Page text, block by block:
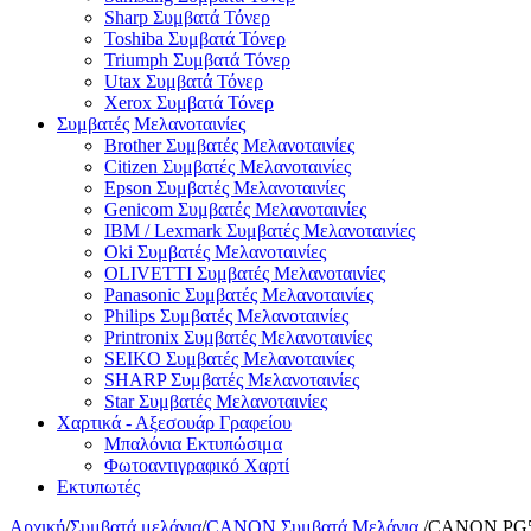
Sharp Συμβατά Τόνερ
Toshiba Συμβατά Τόνερ
Triumph Συμβατά Τόνερ
Utax Συμβατά Τόνερ
Xerox Συμβατά Τόνερ
Συμβατές Μελανοταινίες
Brother Συμβατές Μελανοταινίες
Citizen Συμβατές Μελανοταινίες
Epson Συμβατές Μελανοταινίες
Genicom Συμβατές Μελανοταινίες
IBM / Lexmark Συμβατές Μελανοταινίες
Oki Συμβατές Μελανοταινίες
OLIVETTI Συμβατές Μελανοταινίες
Panasonic Συμβατές Μελανοταινίες
Philips Συμβατές Μελανοταινίες
Printronix Συμβατές Μελανοταινίες
SEIKO Συμβατές Μελανοταινίες
SHARP Συμβατές Μελανοταινίες
Star Συμβατές Μελανοταινίες
Χαρτικά - Αξεσουάρ Γραφείου
Μπαλόνια Εκτυπώσιμα
Φωτοαντιγραφικό Χαρτί
Εκτυπωτές
Αρχική/Συμβατά μελάνια/CANON Συμβατά Μελάνια /CANON